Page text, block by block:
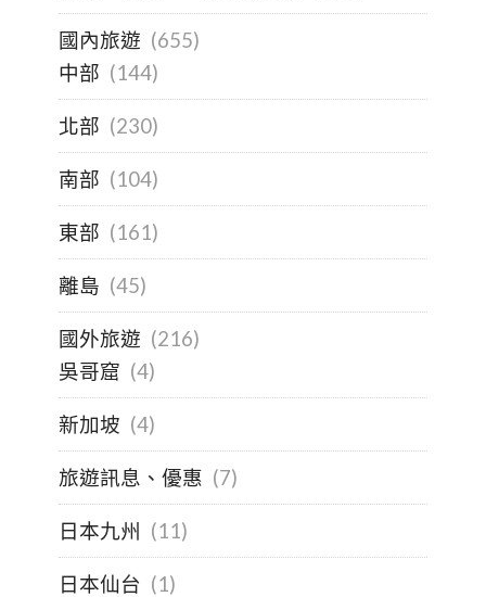
國內旅遊 (655)
中部 (144)
北部 (230)
南部 (104)
東部 (161)
離島 (45)
國外旅遊 (216)
吳哥窟 (4)
新加坡 (4)
旅遊訊息、優惠 (7)
日本九州 (11)
日本仙台 (1)